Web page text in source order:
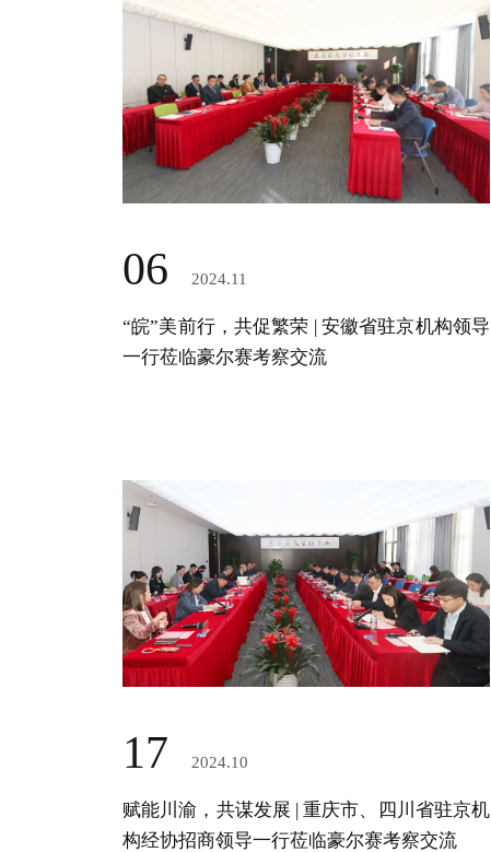
06 2024.11
“皖”美前行，共促繁荣 | 安徽省驻京机构领导
一行莅临豪尔赛考察交流
17 2024.10
赋能川渝，共谋发展 | 重庆市、四川省驻京机
构经协招商领导一行莅临豪尔赛考察交流‌